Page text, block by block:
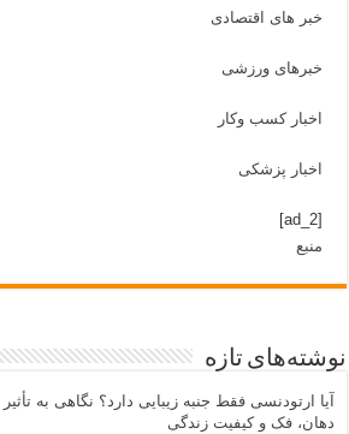
خبر های اقتصادی
خبرهای ورزشی
اخبار کسب وکار
اخبار پزشکی
منبع
تازه
ارتودنسی فقط جنبه زیبایی دارد؟ نگاهی به تأثیر
فک و کیفیت زندگی